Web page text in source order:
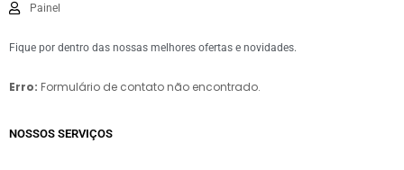
Painel
Fique por dentro das nossas melhores ofertas e novidades.
Erro: Formulário de contato não encontrado.
NOSSOS SERVIÇOS​